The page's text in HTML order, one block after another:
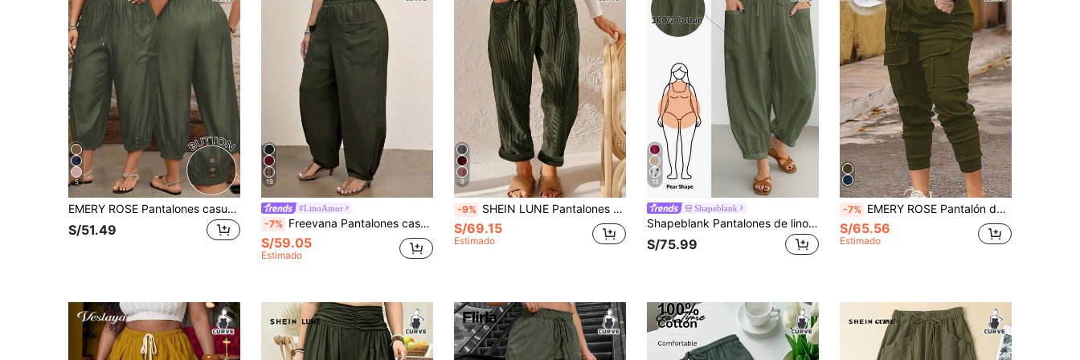
5
EMERY ROSE Pantalones casuales con puños, cintura ajustable con cordón y bolsillos laterales con parche, talla grande
S/51.49
19
#LinoAmor
-7% Freevana Pantalones casuales de talle elástico con bolsillos para mujer de talla grande, unicolor, transpirables y cómodos, elegantes en color verde para el Día de San Valentín
S/59.05
Estimado
9
-9% SHEIN LUNE Pantalones rectos de pana talla grande para mujer, invierno
S/69.15
Estimado
18
Shapeblank
Shapeblank Pantalones de lino blanco con cintura elástica, bolsillos y diseño de farol, para mujer talla grande, de uso casual y cómodo para primavera/verano, ropa de verano, prendas inferiores, atuendos de vacaciones
S/75.99
-7% EMERY ROSE Pantalón de carga de talla grande con cintura alta y dobladillo con cordón
S/65.56
Estimado